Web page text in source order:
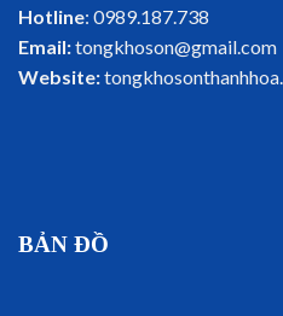
Hotline: 0989.187.738
Email:tongkhoson@gmail.com
Website:
BẢN ĐỒ